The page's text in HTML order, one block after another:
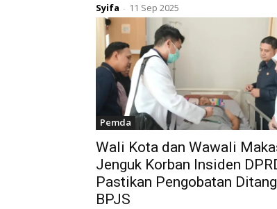
Syifa - 11 Sep 2025
Pemda
Wali Kota dan Wawali
Jenguk Korban Insiden
Pastikan Pengobatan
BPJS